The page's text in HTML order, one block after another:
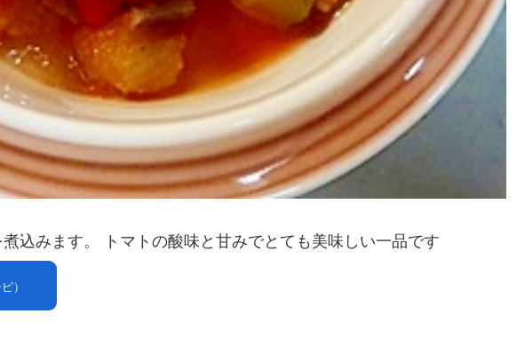
込みます。 トマトの酸味と甘みでとても美味しい一品です
）